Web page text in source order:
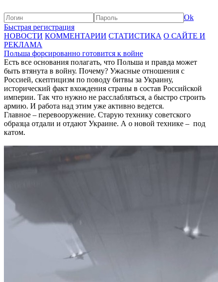
Ok
Быстрая регистрация
НОВОСТИ КОММЕНТАРИИ СТАТИСТИКА О САЙТЕ И
РЕКЛАМА
Польша форсированно готовится к войне
Есть все основания полагать, что Польша и правда может
быть втянута в войну. Почему? Ужасные отношения с
Россией, скептицизм по поводу битвы за Украину,
исторический факт вхождения страны в состав Российской
империи. Так что нужно не расслабляться, а быстро строить
армию. И работа над этим уже активно ведется.
Главное – перевооружение. Старую технику советского
образца отдали и отдают Украине. А о новой технике – под
катом.